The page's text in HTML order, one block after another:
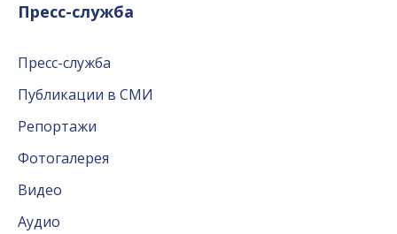
Пресс-служба
Пресс-служба
Публикации в СМИ
Репортажи
Фотогалерея
Видео
Аудио